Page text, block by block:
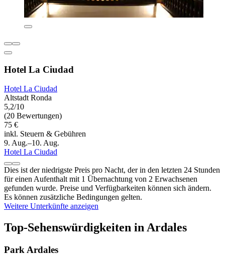
Hotel La Ciudad
Hotel La Ciudad
Altstadt Ronda
5,2/10
(20 Bewertungen)
75 €
inkl. Steuern & Gebühren
9. Aug.–10. Aug.
Hotel La Ciudad
Dies ist der niedrigste Preis pro Nacht, der in den letzten 24 Stunden
für einen Aufenthalt mit 1 Übernachtung von 2 Erwachsenen
gefunden wurde. Preise und Verfügbarkeiten können sich ändern.
Es können zusätzliche Bedingungen gelten.
Weitere Unterkünfte anzeigen
Top-Sehenswürdigkeiten in Ardales
Park Ardales